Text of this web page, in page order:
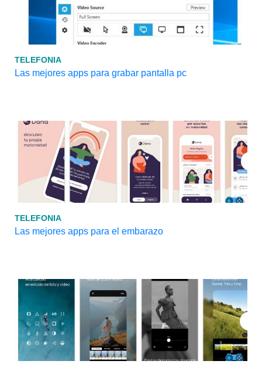
TELEFONIA
Las mejores apps para grabar pantalla pc
TELEFONIA
Las mejores apps para el embarazo